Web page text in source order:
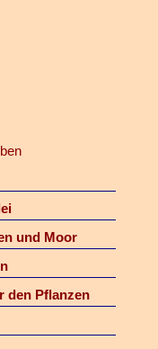
und Moor
den Pflanzen